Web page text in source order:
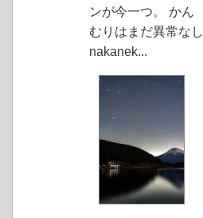
ンが今一つ。 かん
むりはまだ異常なし
nakanek...